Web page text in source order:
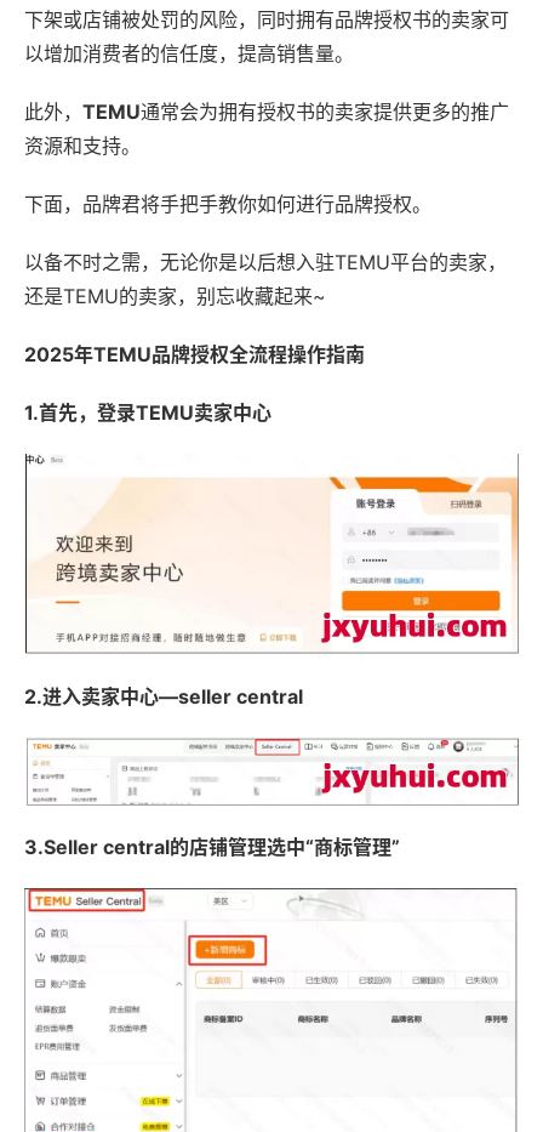
下架或店铺被处罚的风险，同时拥有品牌授权书的卖家可
以增加消费者的信任度，提高销售量。
此外， TEMU通常会为拥有授权书的卖家提供更多的推广
资源和支持。
下面，品牌君将手把手教你如何进行品牌授权。
以备不时之需，无论你是以后想入驻TEMU平台的卖家，
还是TEMU的卖家，别忘收藏起来~
2025年TEMU品牌授权全流程操作指南
1.首先， 登录TEMU卖家中心
2.进入卖家中心—seller central
3.Seller central的店铺管理选中“商标管理”